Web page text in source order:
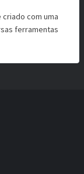
criado com uma
ferramentas